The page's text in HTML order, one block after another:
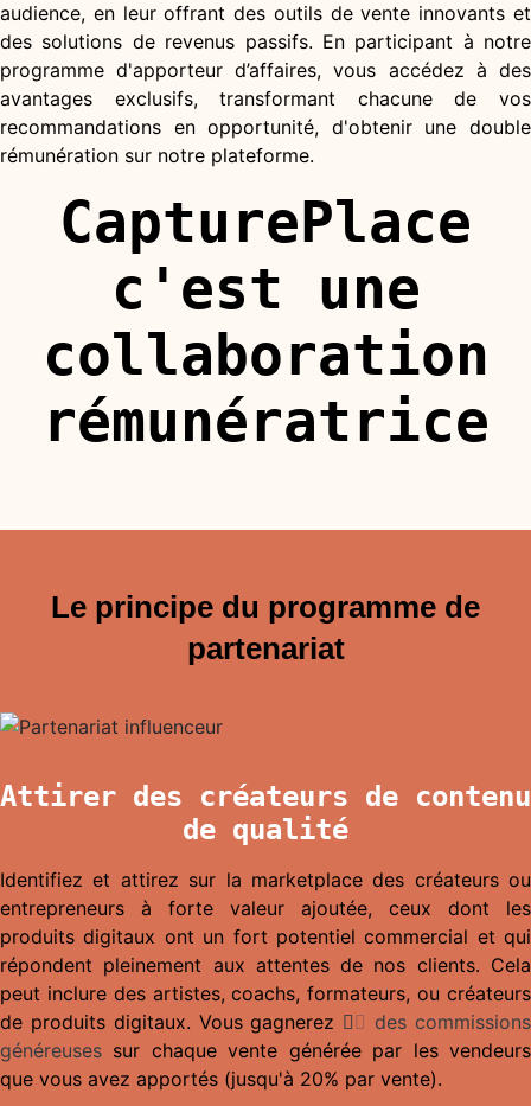
audience, en leur offrant des outils de vente innovants et
des solutions de revenus passifs. En participant à notre
programme d'apporteur d’affaires, vous accédez à des
avantages exclusifs, transformant chacune de vos
recommandations en opportunité, d'obtenir une double
rémunération sur notre plateforme.
CapturePlace
c'est une
collaboration
rémunératrice
Le principe du programme de
partenariat
Attirer des créateurs de contenu
de qualité
Identifiez et attirez sur la marketplace des créateurs ou
entrepreneurs à forte valeur ajoutée, ceux dont les
produits digitaux ont un fort potentiel commercial et qui
répondent pleinement aux attentes de nos clients. Cela
peut inclure des artistes, coachs, formateurs, ou créateurs
de produits digitaux. Vous gagnerez
des commissions
généreuses sur chaque vente générée par les vendeurs
que vous avez apportés (jusqu'à 20% par vente).